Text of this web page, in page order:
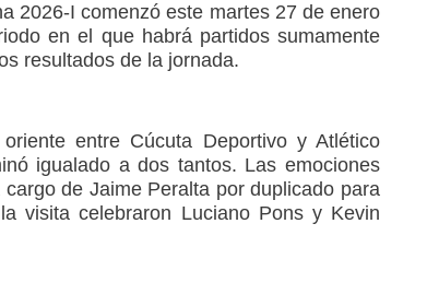
2026-I comenzó este martes 27 de enero
en el que habrá partidos sumamente
resultados de la jornada.
entre Cúcuta Deportivo y Atlético
igualado a dos tantos. Las emociones
de Jaime Peralta por duplicado para
visita celebraron Luciano Pons y Kevin